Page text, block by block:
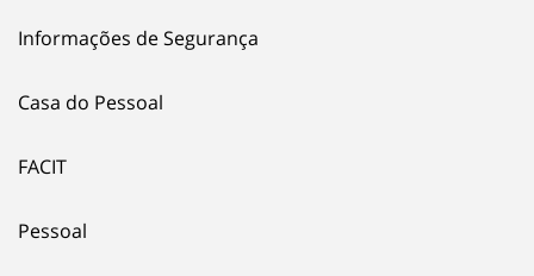
Informações de Segurança
Casa do Pessoal
FACIT
Pessoal